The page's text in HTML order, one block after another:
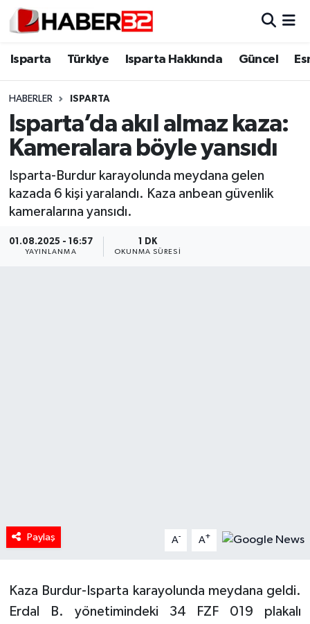
Isparta Türkiye Isparta Hakkında Güncel
HABERLER ISPARTA
Isparta’da akıl almaz kaza:
Kameralara böyle yansıdı
Isparta-Burdur karayolunda meydana gelen
kazada 6 kişi yaralandı. Kaza anbean güvenlik
kameralarına yansıdı.
01.08.2025 - 16:57
YAYINLANMA
1 DK
OKUNMA SÜRESI
Paylaş A- A+
Kaza Burdur-Isparta karayolunda meydana geldi.
Erdal B. yönetimindeki 34 FZF 019 plakalı
Isparta
Esnaf Diyor ki;
ASAYİŞ
BİLİM VE TEKNOLOJİ
RESMİ İLANLAR
Spor
Isparta Nöbetçi Eczaneler
Isparta Trafik Yoğunluk Haritası
Süper Lig Puan Durumu ve Fikstür
Tüm Manşetler